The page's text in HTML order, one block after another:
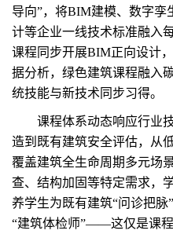
导向”，将BIM建模、数字
计等企业一线技术标准融入
课程同步开展BIM正向设计
据分析，绿色建筑课程融入
统技能与新技术同步习得。
课程体系动态响应行业
造到既有建筑安全评估，从
覆盖建筑全生命周期多元场
查、结构加固等特定需求，
养学生为既有建筑“问诊把
“建筑体检师”——这仅是课